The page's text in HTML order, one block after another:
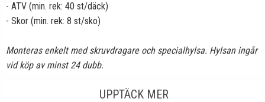
- ATV (min. rek: 40 st/däck)
- Skor (min. rek: 8 st/sko)
Monteras enkelt med skruvdragare och specialhylsa. Hylsan ingår
vid köp av minst 24 dubb.
UPPTÄCK MER